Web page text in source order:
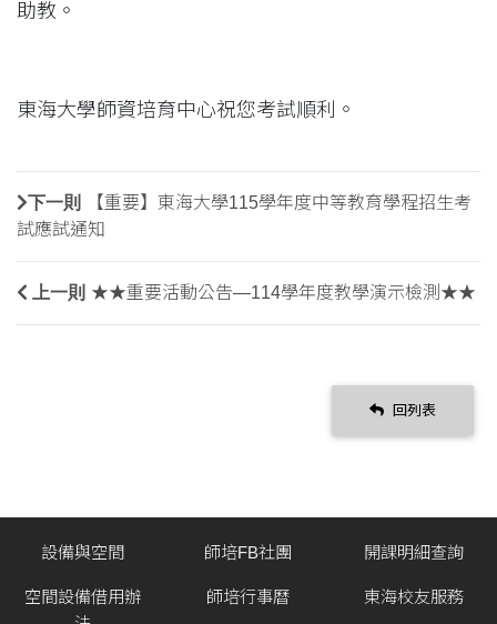
助教。
東海大學師資培育中心祝您考試順利。
下一則
【重要】東海大學115學年度中等教育學程招生考
試應試通知
上一則 ★★重要活動公告—114學年度教學演示檢測★★
回列表
設備與空間
空間設備借用辦
師培FB社團
師培行事曆
開課明細查詢
東海校友服務